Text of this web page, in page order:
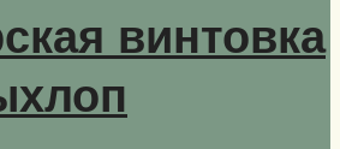
винтовка